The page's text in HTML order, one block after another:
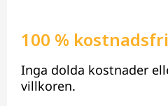
100 %
Inga dolda kostnader
villkoren.